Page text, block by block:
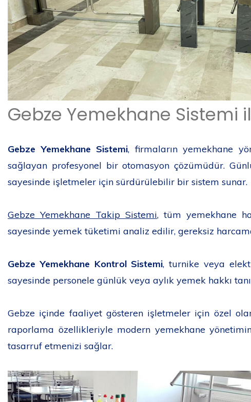
Gebze Yemekhane
Gebze Yemekhane Sistemi, firmaların yemekhane
sağlayan profesyonel bir otomasyon çözümüdür.
sayesinde işletmeler için sürdürülebilir bir sistem sunar.
Gebze Yemekhane Takip Sistemi, tüm yemekhane
sayesinde yemek tüketimi analiz edilir, gereksiz
Gebze Yemekhane Kontrol Sistemi, turnike veya
sayesinde personele günlük veya aylık yemek hakkı
Gebze içinde faaliyet gösteren işletmeler için özel
raporlama özellikleriyle modern yemekhane
tasarruf etmenizi sağlar.